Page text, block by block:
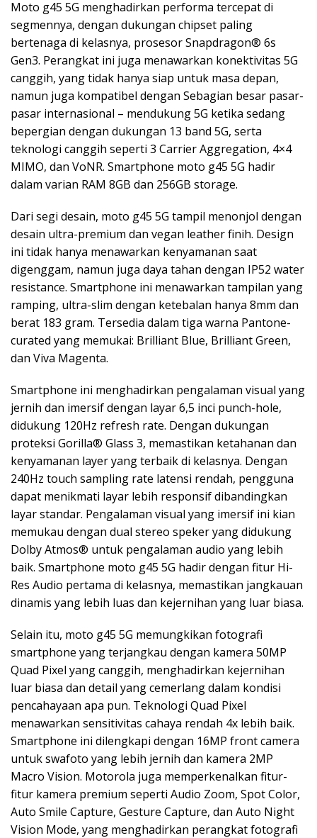
Moto g45 5G menghadirkan performa tercepat di
segmennya, dengan dukungan chipset paling
bertenaga di kelasnya, prosesor Snapdragon® 6s
Gen3. Perangkat ini juga menawarkan konektivitas 5G
canggih, yang tidak hanya siap untuk masa depan,
namun juga kompatibel dengan Sebagian besar pasar-
pasar internasional – mendukung 5G ketika sedang
bepergian dengan dukungan 13 band 5G, serta
teknologi canggih seperti 3 Carrier Aggregation, 4×4
MIMO, dan VoNR. Smartphone moto g45 5G hadir
dalam varian RAM 8GB dan 256GB storage.
Dari segi desain, moto g45 5G tampil menonjol dengan
desain ultra-premium dan vegan leather finih. Design
ini tidak hanya menawarkan kenyamanan saat
digenggam, namun juga daya tahan dengan IP52 water
resistance. Smartphone ini menawarkan tampilan yang
ramping, ultra-slim dengan ketebalan hanya 8mm dan
berat 183 gram. Tersedia dalam tiga warna Pantone-
curated yang memukai: Brilliant Blue, Brilliant Green,
dan Viva Magenta.
Smartphone ini menghadirkan pengalaman visual yang
jernih dan imersif dengan layar 6,5 inci punch-hole,
didukung 120Hz refresh rate. Dengan dukungan
proteksi Gorilla® Glass 3, memastikan ketahanan dan
kenyamanan layer yang terbaik di kelasnya. Dengan
240Hz touch sampling rate latensi rendah, pengguna
dapat menikmati layar lebih responsif dibandingkan
layar standar. Pengalaman visual yang imersif ini kian
memukau dengan dual stereo speker yang didukung
Dolby Atmos® untuk pengalaman audio yang lebih
baik. Smartphone moto g45 5G hadir dengan fitur Hi-
Res Audio pertama di kelasnya, memastikan jangkauan
dinamis yang lebih luas dan kejernihan yang luar biasa.
Selain itu, moto g45 5G memungkikan fotografi
smartphone yang terjangkau dengan kamera 50MP
Quad Pixel yang canggih, menghadirkan kejernihan
luar biasa dan detail yang cemerlang dalam kondisi
pencahayaan apa pun. Teknologi Quad Pixel
menawarkan sensitivitas cahaya rendah 4x lebih baik.
Smartphone ini dilengkapi dengan 16MP front camera
untuk swafoto yang lebih jernih dan kamera 2MP
Macro Vision. Motorola juga memperkenalkan fitur-
fitur kamera premium seperti Audio Zoom, Spot Color,
Auto Smile Capture, Gesture Capture, dan Auto Night
Vision Mode, yang menghadirkan perangkat fotografi